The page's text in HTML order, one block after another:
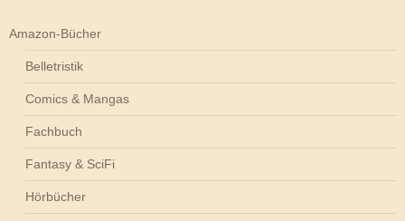
Amazon-Bücher
Belletristik
Comics & Mangas
Fachbuch
Fantasy & SciFi
Hörbücher